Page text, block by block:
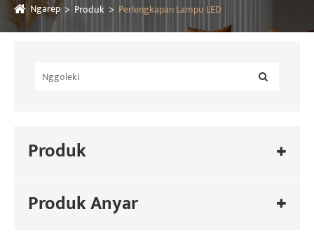
Ngarep Produk Perlengkapan Lampu LED
Produk
Produk Anyar